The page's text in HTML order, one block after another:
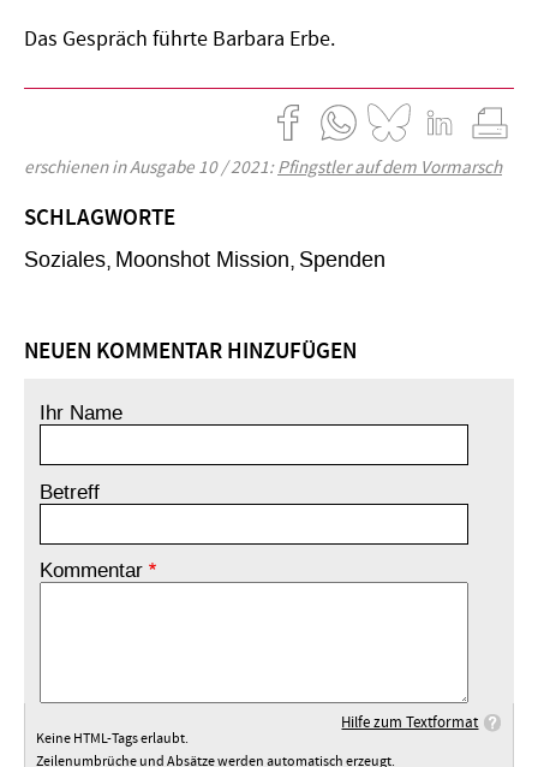
Das Gespräch führte Barbara Erbe.
erschienen in Ausgabe 10 / 2021:Pfingstler auf dem Vormarsch
SCHLAGWORTE
Soziales Moonshot Mission Spenden
NEUEN KOMMENTAR HINZUFÜGEN
Ihr Name
Betreff
Kommentar
Hilfe zum Textformat
Keine HTML-Tags erlaubt.
Zeilenumbrüche und Absätze werden automatisch erzeugt.